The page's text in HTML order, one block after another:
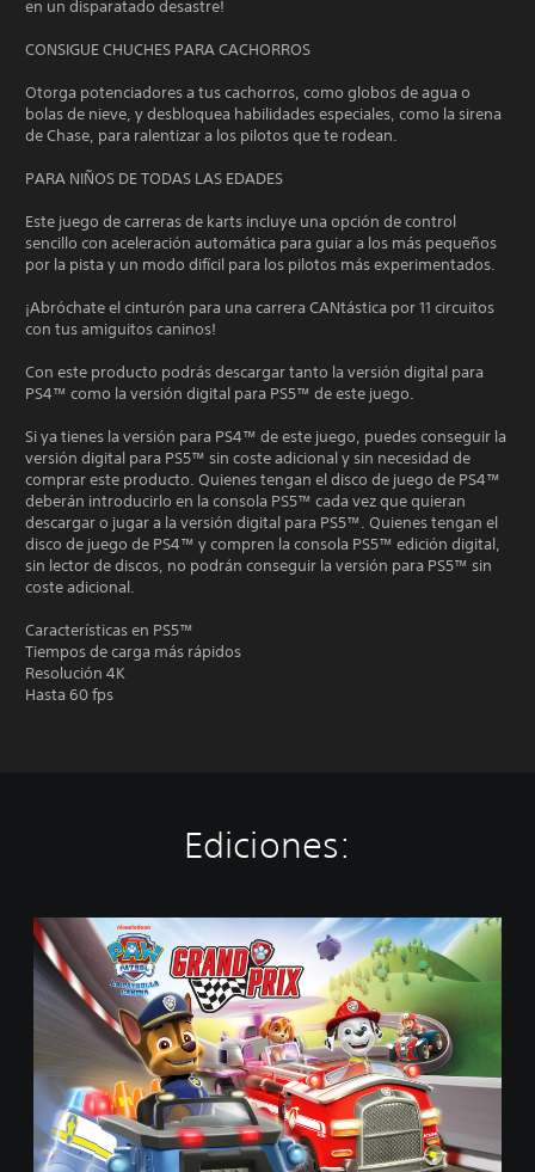
en un disparatado desastre!
CONSIGUE CHUCHES PARA CACHORROS
Otorga potenciadores a tus cachorros, como globos de agua o
bolas de nieve, y desbloquea habilidades especiales, como la sirena
de Chase, para ralentizar a los pilotos que te rodean.
PARA NIÑOS DE TODAS LAS EDADES
Este juego de carreras de karts incluye una opción de control
sencillo con aceleración automática para guiar a los más pequeños
por la pista y un modo difícil para los pilotos más experimentados.
¡Abróchate el cinturón para una carrera CANtástica por 11 circuitos
con tus amiguitos caninos!
Con este producto podrás descargar tanto la versión digital para
PS4™ como la versión digital para PS5™ de este juego.
Si ya tienes la versión para PS4™ de este juego, puedes conseguir la
versión digital para PS5™ sin coste adicional y sin necesidad de
comprar este producto. Quienes tengan el disco de juego de PS4™
deberán introducirlo en la consola PS5™ cada vez que quieran
descargar o jugar a la versión digital para PS5™. Quienes tengan el
disco de juego de PS4™ y compren la consola PS5™ edición digital,
sin lector de discos, no podrán conseguir la versión para PS5™ sin
coste adicional.
Características en PS5™
Tiempos de carga más rápidos
Resolución 4K
Hasta 60 fps
Ediciones:
L
a
P
a
u
a
C